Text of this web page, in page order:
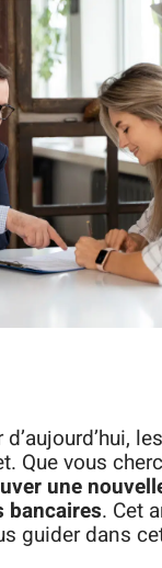
Que vous
une
bancaires. Cet
guider dans